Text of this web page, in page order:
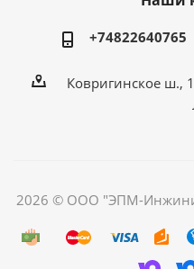
+74822640765
Ковригинское ш.,
2026 © ООО "ЭПМ-